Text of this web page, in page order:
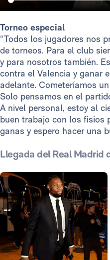
Torneo especial
“Todos los jugadores nos
de torneos. Para el club
y para nosotros también.
contra el Valencia y ganar
adelante. Cometeríamos
Solo pensamos en el
A nivel personal, estoy al
buen trabajo con los fisios
ganas y espero hacer una
Llegada del Real Madrid